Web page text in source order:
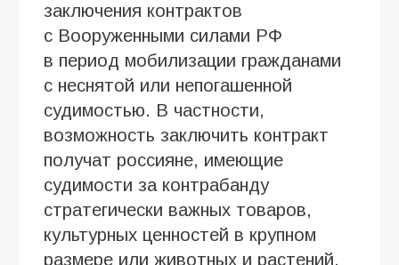
заключения контрактов
с Вооруженными силами РФ
в период мобилизации гражданами
с неснятой или непогашенной
судимостью. В частности,
возможность заключить контракт
получат россияне, имеющие
судимости за контрабанду
стратегически важных товаров,
культурных ценностей в крупном
размере или животных и растений,